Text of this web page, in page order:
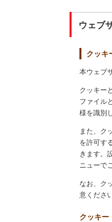
ウェブ
クッキ
本ウェブ
クッキー
ファイル
様を識別
また、ク
を許可す
きます。
ニューで
なお、ク
意ください
クッキー